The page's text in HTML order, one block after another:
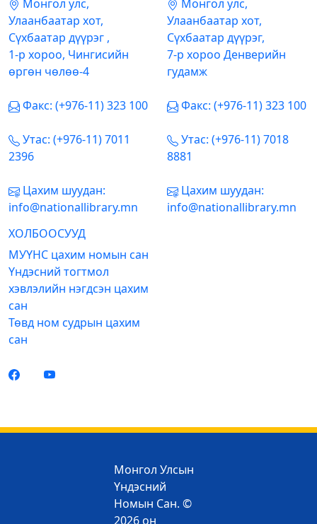
Mонгол улс,
Улаанбаатар хот,
Сүхбаатар дүүрэг ,
1-р хороо, Чингисийн
өргөн чөлөө-4
Факс: (+976-11) 323 100
Утас: (+976-11) 7011
2396
Цахим шуудан:
info@nationallibrary.mn
Mонгол улс,
Улаанбаатар хот,
Сүхбаатар дүүрэг,
7-р хороо Денверийн
гудамж
Факс: (+976-11) 323 100
Утас: (+976-11) 7018
8881
Цахим шуудан:
info@nationallibrary.mn
ХОЛБООСУУД
МУҮНС цахим номын сан
Үндэсний тогтмол
хэвлэлийн нэгдсэн цахим
сан
Төвд ном судрын цахим
сан
Монгол Улсын
Үндэсний
Номын Сан. ©
2026 он